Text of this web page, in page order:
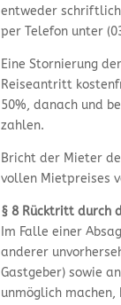
entweder
per Telefon unter
Eine Stornierung
Reiseantritt
50%, danach und
zahlen.
Bricht der Mieter
vollen Mietpreises
§ 8 Rücktritt durch
Im Falle einer
anderer
Gastgeber) sowie
unmöglich